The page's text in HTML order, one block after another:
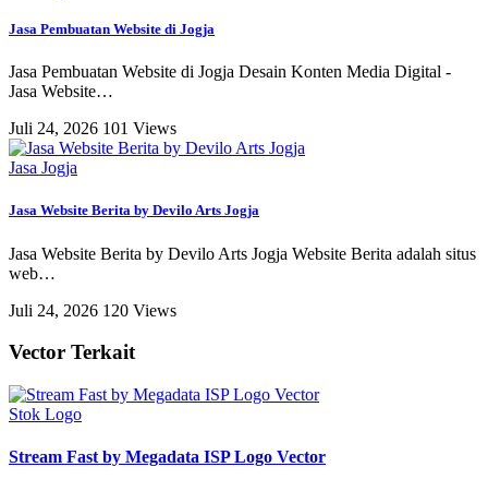
Jasa Pembuatan Website di Jogja
Jasa Pembuatan Website di Jogja Desain Konten Media Digital -
Jasa Website…
Juli 24, 2026 101 Views
Jasa Jogja
Jasa Website Berita by Devilo Arts Jogja
Jasa Website Berita by Devilo Arts Jogja Website Berita adalah situs
web…
Juli 24, 2026 120 Views
Vector Terkait
Stok Logo
Stream Fast by Megadata ISP Logo Vector